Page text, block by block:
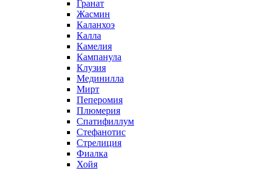
Гранат
Жасмин
Каланхоэ
Калла
Камелия
Кампанула
Клузия
Мединилла
Мирт
Пеперомия
Плюмерия
Спатифиллум
Стефанотис
Стрелиция
Фиалка
Хойя